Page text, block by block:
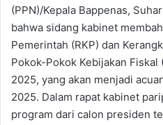
(PPN)/Kepala Bappenas,
bahwa sidang kabinet
Pemerintah (RKP) dan
Pokok-Pokok Kebijakan Fiskal
2025, yang akan menjadi
2025. Dalam rapat kabinet
program dari calon presiden